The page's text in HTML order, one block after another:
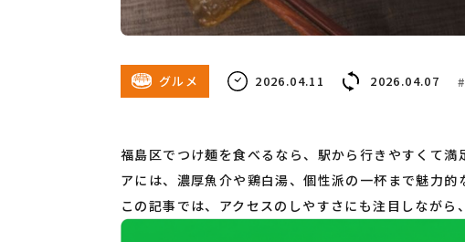
グルメ 2026.04.11 2026.04.07
福島区でつけ麺を食べるなら、駅から行きやすくて
アには、濃厚魚介や鶏白湯、個性派の一杯まで魅力的
この記事では、アクセスのしやすさにも注目しながら